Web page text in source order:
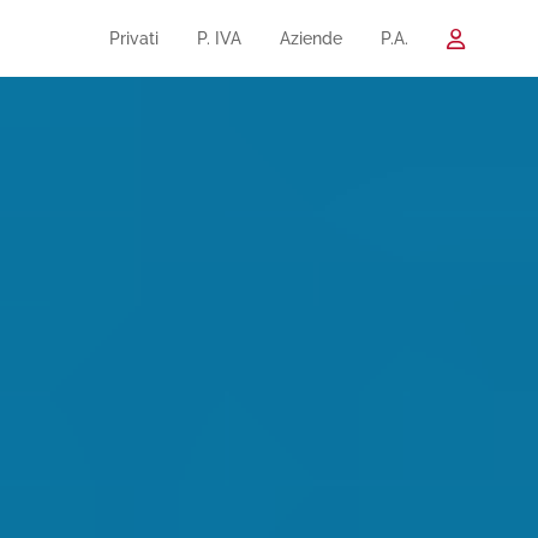
Privati P. IVA Aziende P.A.